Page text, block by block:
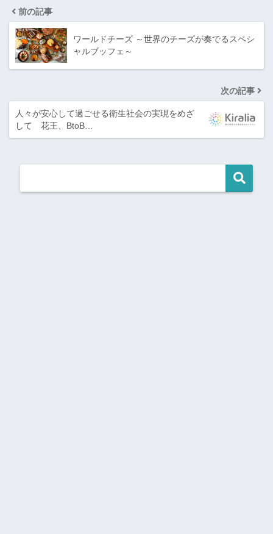
前の記事
ワールドチーズ ～世界のチーズが奏でるスペシ
ャルブッフェ～
次の記事
人々が安心して過ごせる衛生社会の実現をめざ
して 花王、BtoB…